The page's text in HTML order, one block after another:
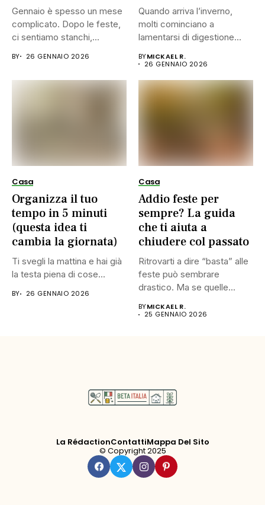
Gennaio è spesso un mese
complicato. Dopo le feste,
ci sentiamo stanchi,...
BY 26 GENNAIO 2026
Quando arriva l’inverno,
molti cominciano a
lamentarsi di digestione
BYMICKAEL R.
26 GENNAIO 2026
Casa
Organizza il tuo
tempo in 5 minuti
(questa idea ti
cambia la giornata)
Ti svegli la mattina e hai già
la testa piena di cose...
BY 26 GENNAIO 2026
Casa
Addio feste per
sempre? La guida
che ti aiuta a
chiudere col passato
Ritrovarti a dire “basta” alle
feste può sembrare
drastico. Ma se quelle...
BYMICKAEL R.
25 GENNAIO 2026
La RédactionContattiMappa Del Sito
© Copyright 2025